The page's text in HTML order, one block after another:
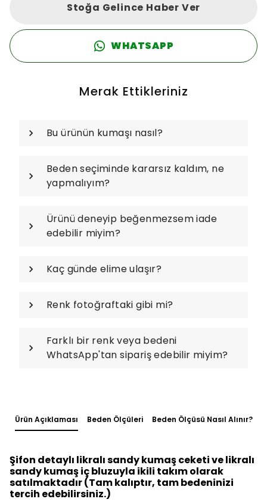
Stoğa Gelince Haber Ver
WHATSAPP
Merak Ettikleriniz
Bu ürünün kumaşı nasıl?
Beden seçiminde kararsız kaldım, ne
yapmalıyım?
Ürünü deneyip beğenmezsem iade
edebilir miyim?
Kaç günde elime ulaşır?
Renk fotoğraftaki gibi mi?
Farklı bir renk veya bedeni
WhatsApp'tan sipariş edebilir miyim?
Ürün Açıklaması Beden Ölçüleri Beden Ölçüsü Nasıl Alınır?
Şifon detaylı likralı sandy kumaş ceketi ve likralı
sandy kumaş iç bluzuyla ikili takım olarak
satılmaktadır (Tam kalıptır, tam bedeninizi
tercih edebilirsiniz.)